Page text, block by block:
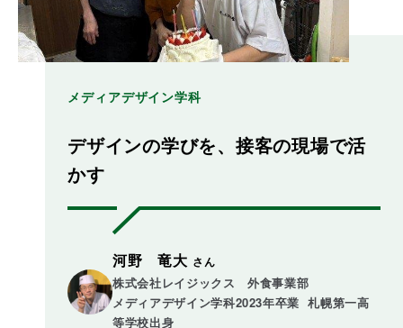
メディアデザイン学科
デザインの学びを、接客の現場で活
かす
河野 竜大 さん
株式会社レイジックス　外食事業部
メディアデザイン学科2023年卒業  札幌第一高
等学校出身